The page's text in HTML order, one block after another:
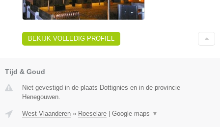
BEKIJK VOLLEDIG PROFIEL
Tijd & Goud
Niet gevestigd in de plaats Dottignies en in de provincie
Henegouwen.
West-Vlaanderen » Roeselare | Google maps ▼